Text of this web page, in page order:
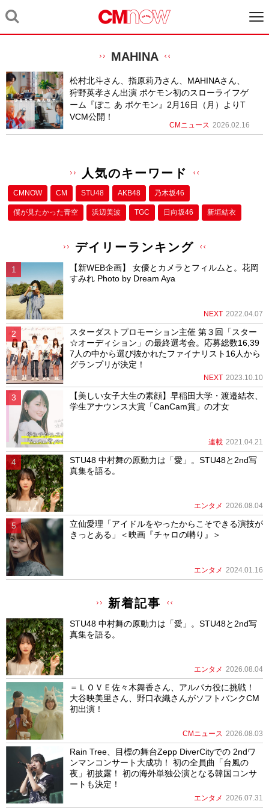
MAHINA
松村北斗さん、指原莉乃さん、MAHINAさん、
狩野英孝さん出演 ポケモン初のスローライフゲ
ーム『ぽこ あ ポケモン』2月16日（月）よりT
VCM公開！
CMニュース 2026.02.16
人気のキーワード
CMNOW CM STU48 AKB48 乃木坂46
僕が⾒たかった⻘空 浜辺美波 TGC 日向坂46 新垣結衣
デイリーランキング
【新WEB企画】 女優とカメラとフィルムと。花岡
すみれ Photo by Dream Aya
NEXT 2022.04.07
スターダストプロモーション主催 第３回「スター
☆オーディション」の最終選考会。応募総数16,39
7人の中から選び抜かれたファイナリスト16人から
グランプリが決定！
NEXT 2023.10.10
【美しい女子大生の素顔】早稲田大学・渡邉結衣、
学生アナウンス大賞「CanCam賞」の才女
連載 2021.04.21
STU48 中村舞の原動力は「愛」。STU48と2nd写
真集を語る。
エンタメ 2026.08.04
立仙愛理「アイドルをやったからこそできる演技が
きっとある」＜映画『チャロの囀り』＞
エンタメ 2024.01.16
新着記事
STU48 中村舞の原動力は「愛」。STU48と2nd写
真集を語る。
エンタメ 2026.08.04
＝ＬＯＶＥ佐々木舞香さん、アルパカ役に挑戦！
大谷映美里さん、野口衣織さんがソフトバンクCM
初出演！
CMニュース 2026.08.03
Rain Tree、目標の舞台Zepp DiverCityでの 2ndワ
ンマンコンサート大成功！ 初の全員曲「台風の
夜」初披露！ 初の海外単独公演となる韓国コンサ
ートも決定！
エンタメ 2026.07.31